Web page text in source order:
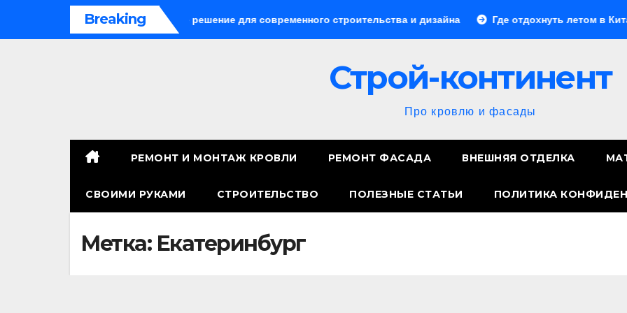
Breaking
панели: универсальное решение для современного строительства и дизайна Где отдохнуть летом в Китае:
Строй-континент
Про кровлю и фасады
РЕМОНТ И МОНТАЖ КРОВЛИ РЕМОНТ ФАСАДА ВНЕШНЯЯ ОТДЕЛКА
СВОИМИ РУКАМИ СТРОИТЕЛЬСТВО ПОЛЕЗНЫЕ СТАТЬИ ПОЛИТИКА
Метка: Екатеринбург